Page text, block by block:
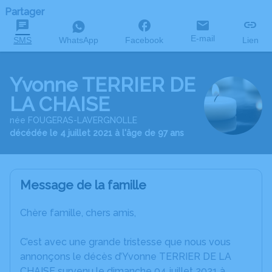
Partager
SMS WhatsApp Facebook E-mail Lien
Yvonne TERRIER DE
LA CHAISE
née FOUGERAS-LAVERGNOLLE
décédée le 4 juillet 2021 à l'âge de 97 ans
Message de la famille
Chère famille, chers amis,
C’est avec une grande tristesse que nous vous
annonçons le décès d’Yvonne TERRIER DE LA